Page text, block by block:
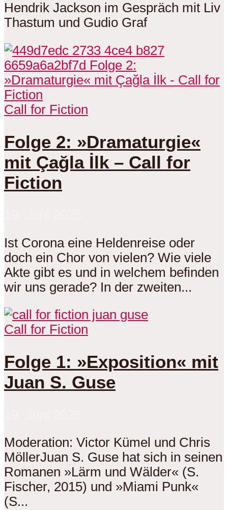
Hendrik Jackson im Gespräch mit Liv
Thastum und Gudio Graf
Call for Fiction
Folge 2: »Dramaturgie«
mit Çağla İlk – Call for
Fiction
Ist Corona eine Heldenreise oder
doch ein Chor von vielen? Wie viele
Akte gibt es und in welchem befinden
wir uns gerade? In der zweiten...
Call for Fiction
Folge 1: »Exposition« mit
Juan S. Guse
Moderation: Victor Kümel und Chris
MöllerJuan S. Guse hat sich in seinen
Romanen »Lärm und Wälder« (S.
Fischer, 2015) und »Miami Punk«
(S...